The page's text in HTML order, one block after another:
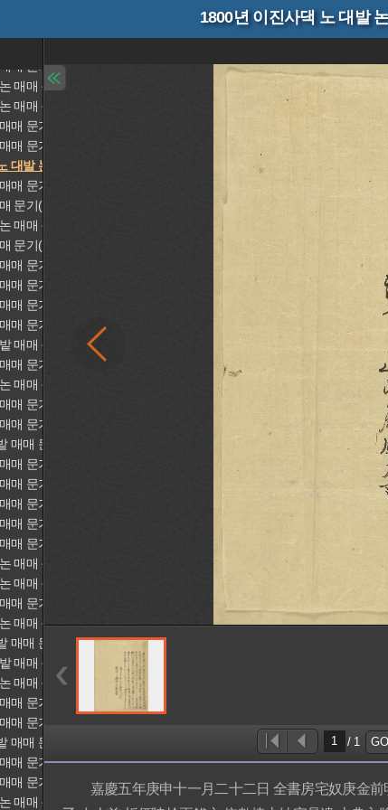
1800년 이진사댁 노 대발
환 문기(姜履璜 田相換文記)
매 문기(崔召史 畓賣買文記)
매매 문기(李奴 福伊 畓賣買文記)
매매 문기(辛奴 元太 畓賣買文記)
매 문기(崔好璉 畓賣買文記)
매 문기(曺貴乭 畓賣買文記)
대발 논 매매 문기(李進士宅 奴 大發 畓賣買文記)
매 문기(李宗仁 畓賣買文記)
문기(沈熅 畓賣買文記)
매매 문기(全奴庚金 明文)
문기(趙深 畓賣買文記)
매 문기(辛宇寧 田賣買文記)
매 문기(嚴蕃才 畓賣買文記)
매 문기(崔允奎 田賣買文記)
매 문기(金老味 畓賣買文記)
매매 문기(金奴 日金 田賣買文記)
매 문기(洪秀範 畓賣買文記)
매매 문기(金奴 甲戌 畓賣買文記)
매 문기(任鎭東 畓賣買文記)
매 문기(金龍彬 畓賣買文記)
매매 문기(朴春永 田畓賣買文記)
매 문기(金桂參 畓賣買文記)
매 문기(朴晩芝 朴晩芝 畓賣買文記)
매 문기(方險尙 畓賣買文記)
매 문기(沈樂秀 畓賣買文記)
매 문기(朴趾赫 畓賣買文記)
매매 문기(金奴 白山 畓賣買文記)
매매 문기(權生員宅 奴 白云 畓賣買文記)
매 문기(崔孟九 畓賣買文記)
매매 문기(崔奴 介山 畓賣買文記)
매매 문기(崔漢翼 田畓賣買文記)
매매 문기(奴 貴萬 田畓賣買文記)
매매 문기(辛奴 萬興 畓賣買文記)
매 문기(張之漢 畓賣買文記)
매 문기(張周哲 畓賣買文記)
매매 문기(崔錫斌 田畓賣買文記)
매 문기(沈熺 田畓賣買文記)
매 문기(崔光顯 田賣買文記)
매매 문기(李奴 己山 畓賣買文記)
/ 1 GO
嘉慶五年庚申十一月二十二日 全書房宅奴庚金前